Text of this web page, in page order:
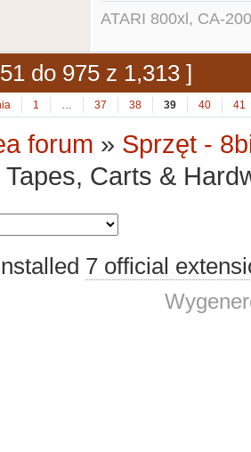
ATARI 800xl, CA-
do 975 z 1,313 ]
1 … 37 38 39 40 41
forum » Sprzęt -
Tapes, Carts &
7 official